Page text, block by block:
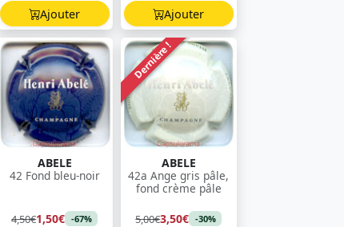
Ajouter Ajouter
ABELE
42 Fond bleu-noir
4,50€1,50€ -67%
Dernière !
ABELE
42a Ange gris pâle,
fond crème pâle
5,00€3,50€ -30%